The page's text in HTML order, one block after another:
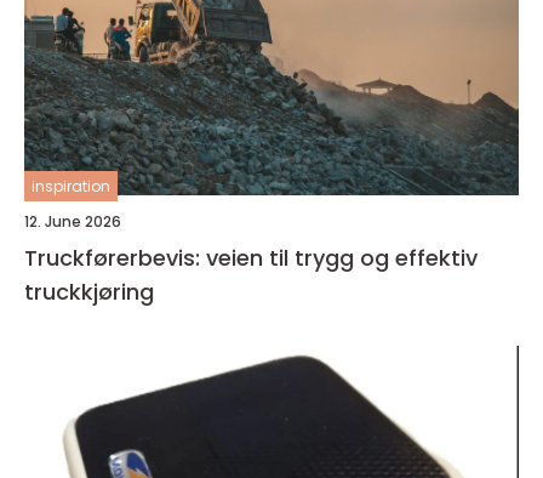
inspiration
12. June 2026
Truckførerbevis: veien til trygg og effektiv
truckkjøring